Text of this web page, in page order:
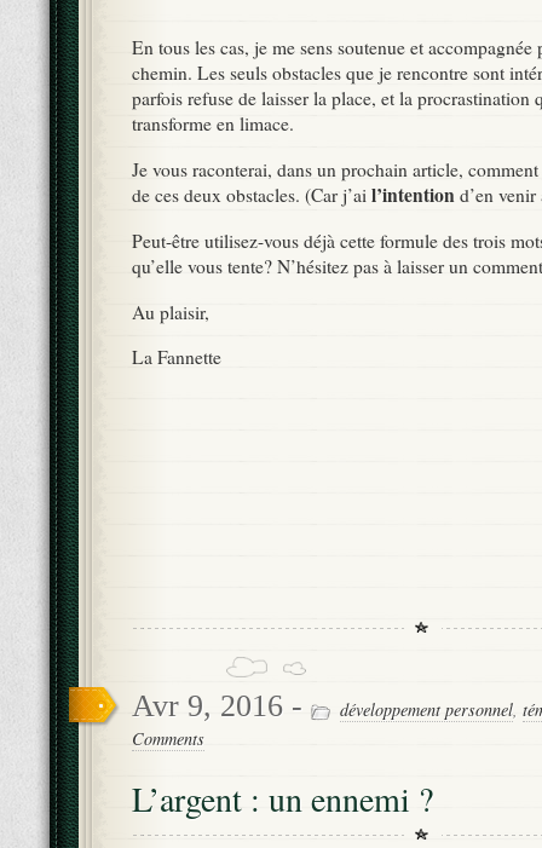
En tous les cas, je me sens soutenue et
chemin. Les seuls obstacles que je rencontre sont
parfois refuse de laisser la place, et la procrastination
transforme en limace.
Je vous raconterai, dans un prochain article,
de ces deux obstacles. (Car j’ai l’intention d’en
Peut-être utilisez-vous déjà cette formule des trois
qu’elle vous tente? N’hésitez pas à laisser un
Au plaisir,
La Fannette
Avr 9, 2016 - développement personnel
Comments
L’argent : un ennemi ?